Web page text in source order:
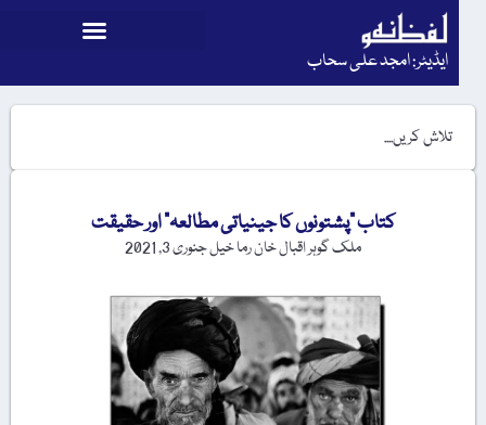
ایڈیٹر: امجد علی سحاب
کتاب "پشتونوں کا جینیاتی مطالعہ” اور حقیقت
ملک گوہر اقبال خان رما خیلجنوری 3, 2021